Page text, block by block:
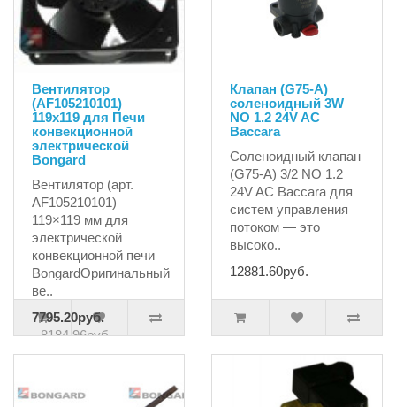
Вентилятор
(AF105210101)
119х119 для Печи
конвекционной
электрической
Bongard
Вентилятор (арт.
AF105210101)
119×119 мм для
электрической
конвекционной печи
BongardОригинальный
ве..
7795.20руб.
8184.96руб.
Клапан (G75-A)
соленоидный 3W
NO 1.2 24V AC
Baccara
Соленоидный клапан
(G75-A) 3/2 NO 1.2
24V AC Baccara для
систем управления
потоком — это
высоко..
12881.60руб.